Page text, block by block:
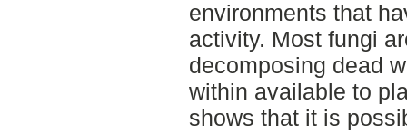
environments that
activity. Most fungi
decomposing dead
within available to
shows that it is